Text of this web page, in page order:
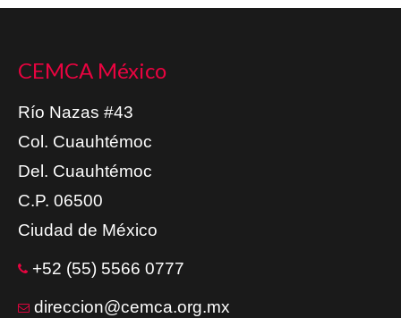
CEMCA México
Río Nazas #43
Col. Cuauhtémoc
Del. Cuauhtémoc
C.P. 06500
Ciudad de México
+52 (55) 5566 0777
direccion@cemca.org.mx